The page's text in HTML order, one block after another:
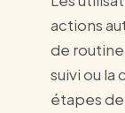
actions
de
suivi ou la
étapes